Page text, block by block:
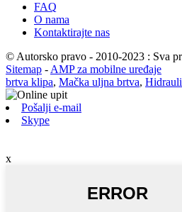
FAQ
O nama
Kontaktirajte nas
© Autorsko pravo - 2010-2023 : Sva
Sitemap - AMP za mobilne uređaje
brtva klipa, Mačka uljna brtva,
Pošalji e-mail
Skype
x